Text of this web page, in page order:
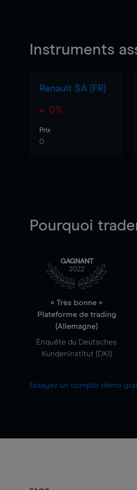
Instruments
Renault SA (FR)
0%
Prix
0
Pourquoi
GAGNANT
2022
« Très bonne »
Plateforme de trading
(Allemagne)
Enquête du Deutsches
Kundeninstitut (DKI)
Essayez un compte démo